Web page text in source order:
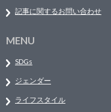
記事に関するお問い合わせ
MENU
SDGs
ジェンダー
ライフスタイル